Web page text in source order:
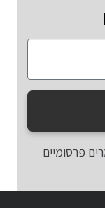
פרסומיים